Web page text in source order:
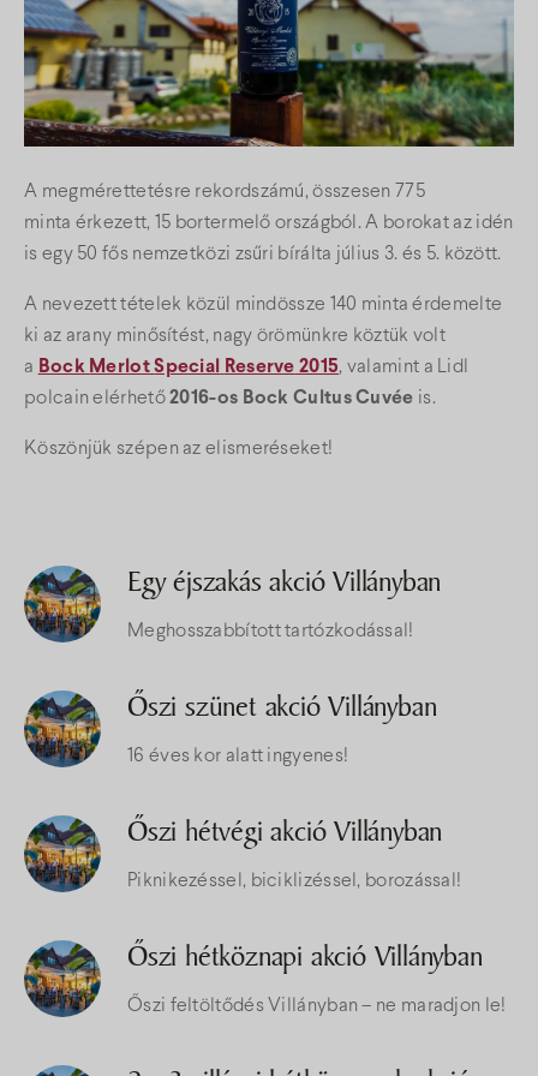
A megmérettetésre rekordszámú, összesen 775
minta érkezett, 15 bortermelő országból . A borokat az idén
is egy 50 fős nemzetközi zsűri bírálta július 3. és 5. között.
A nevezett tételek közül mindössze 140 minta érdemelte
ki az arany minősítést, nagy örömünkre köztük volt
a Bock Merlot Special Reserve 2015, valamint a Lidl
polcain elérhető2016-os Bock Cultus Cuvée is.
Köszönjük szépen az elismeréseket!
Egy éjszakás akció Villányban
Meghosszabbított tartózkodással!
Őszi szünet akció Villányban
16 éves kor alatt ingyenes!
Őszi hétvégi akció Villányban
Piknikezéssel, biciklizéssel, borozással!
Őszi hétköznapi akció Villányban
Őszi feltöltődés Villányban – ne maradjon le!